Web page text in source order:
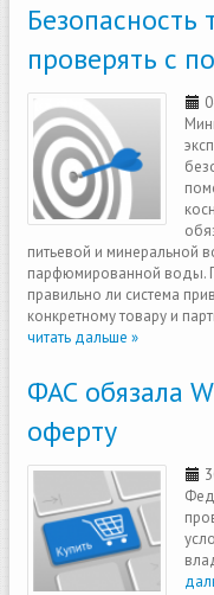
Безопасность
проверять с
питьевой и минеральной
парфюмированной воды.
правильно ли система
конкретному товару и
читать дальше »
ФАС обязала
оферту